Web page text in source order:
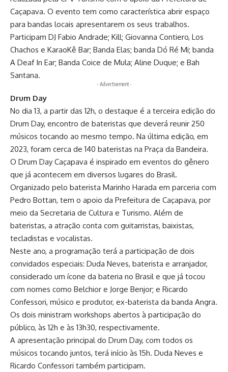
Caçapava. O evento tem como característica abrir espaço
para bandas locais apresentarem os seus trabalhos.
Participam DJ Fabio Andrade; Kill; Giovanna Contiero, Los
Chachos e KaraoKê Bar; Banda Elas; banda Dó Ré Mi; banda
A Deaf In Ear; Banda Coice de Mula; Aline Duque; e Bah
Santana.
- Advertisement -
Drum Day
No dia 13, a partir das 12h, o destaque é a terceira edição do
Drum Day, encontro de bateristas que deverá reunir 250
músicos tocando ao mesmo tempo. Na última edição, em
2023, foram cerca de 140 bateristas na Praça da Bandeira.
O Drum Day Caçapava é inspirado em eventos do gênero
que já acontecem em diversos lugares do Brasil.
Organizado pelo baterista Marinho Harada em parceria com
Pedro Bottan, tem o apoio da Prefeitura de Caçapava, por
meio da Secretaria de Cultura e Turismo. Além de
bateristas, a atração conta com guitarristas, baixistas,
tecladistas e vocalistas.
Neste ano, a programação terá a participação de dois
convidados especiais: Duda Neves, baterista e arranjador,
considerado um ícone da bateria no Brasil e que já tocou
com nomes como Belchior e Jorge Benjor; e Ricardo
Confessori, músico e produtor, ex-baterista da banda Angra.
Os dois ministram workshops abertos à participação do
público, às 12h e às 13h30, respectivamente.
A apresentação principal do Drum Day, com todos os
músicos tocando juntos, terá início às 15h. Duda Neves e
Ricardo Confessori também participam.